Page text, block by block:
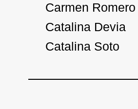
Carmen Romero
Catalina Devia
Catalina Soto